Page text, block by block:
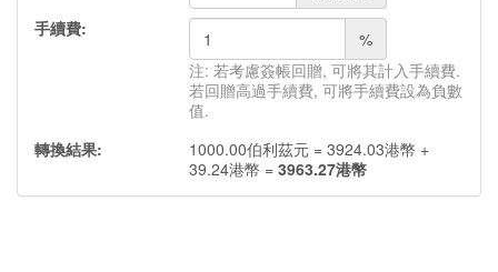
手續費:
%
注: 若考慮簽帳回贈, 可將其計入手續費.
若回贈高過手續費, 可將手續費設為負數
值.
轉換結果:
1000.00伯利茲元 = 3924.03港幣 +
39.24港幣 = 3963.27港幣